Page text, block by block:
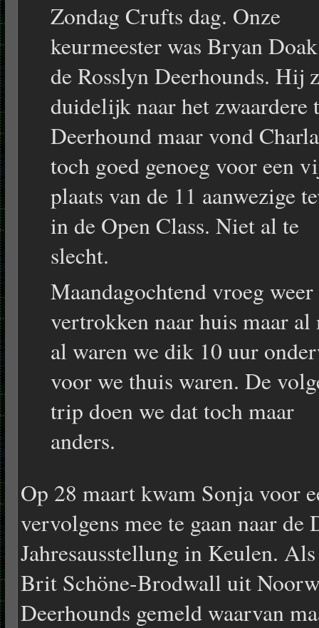
Zondag Crufts dag. Onze
keurmeester was Bryan
de Rosslyn Deerhounds. Hij
duidelijk naar het zwaardere
Deerhound maar vond
toch goed genoeg voor een
plaats van de 11 aanwezige
in de Open Class. Niet al te
slecht.
Maandagochtend vroeg weer
vertrokken naar huis maar al
al waren we dik 10 uur
voor we thuis waren. De
trip doen we dat toch maar
anders.
Op 28 maart kwam Sonja voor
vervolgens mee te gaan naar de
Jahresausstellung in Keulen.
Brit Schöne-Brodwall uit
Deerhounds gemeld waarvan